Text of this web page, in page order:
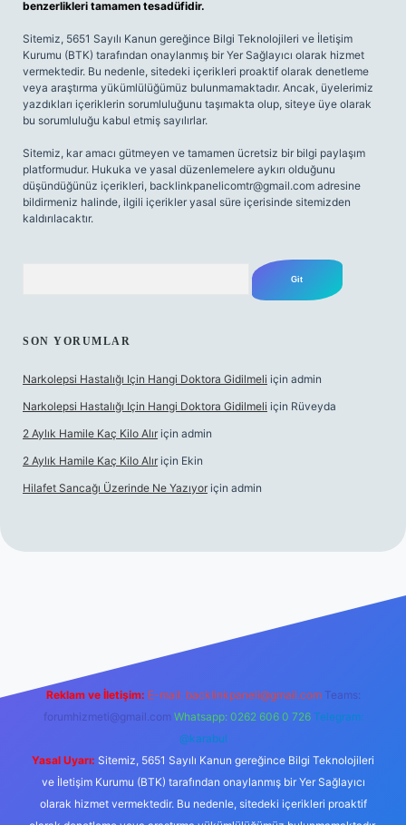
benzerlikleri tamamen tesadüfidir.
Sitemiz, 5651 Sayılı Kanun gereğince Bilgi Teknolojileri ve İletişim
Kurumu (BTK) tarafından onaylanmış bir Yer Sağlayıcı olarak hizmet
vermektedir. Bu nedenle, sitedeki içerikleri proaktif olarak denetleme
veya araştırma yükümlülüğümüz bulunmamaktadır. Ancak, üyelerimiz
yazdıkları içeriklerin sorumluluğunu taşımakta olup, siteye üye olarak
bu sorumluluğu kabul etmiş sayılırlar.
Sitemiz, kar amacı gütmeyen ve tamamen ücretsiz bir bilgi paylaşım
platformudur. Hukuka ve yasal düzenlemelere aykırı olduğunu
düşündüğünüz içerikleri, backlinkpanelicomtr@gmail.com adresine
bildirmeniz halinde, ilgili içerikler yasal süre içerisinde sitemizden
kaldırılacaktır.
SON YORUMLAR
Narkolepsi Hastalığı Için Hangi Doktora Gidilmeli için admin
Narkolepsi Hastalığı Için Hangi Doktora Gidilmeli için Rüveyda
2 Aylık Hamile Kaç Kilo Alır için admin
2 Aylık Hamile Kaç Kilo Alır için Ekin
Hilafet Sancağı Üzerinde Ne Yazıyor için admin
Reklam ve İletişim: E-mail: backlinkpaneli@gmail.com Teams:
forumhizmeti@gmail.com Whatsapp: 0262 606 0 726 Telegram:
@karabul
Yasal Uyarı: Sitemiz, 5651 Sayılı Kanun gereğince Bilgi Teknolojileri
ve İletişim Kurumu (BTK) tarafından onaylanmış bir Yer Sağlayıcı
olarak hizmet vermektedir. Bu nedenle, sitedeki içerikleri proaktif